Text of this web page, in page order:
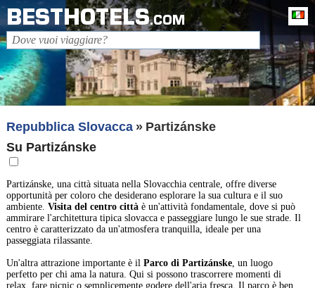
BESTHOTELS.COM
Repubblica Slovacca
Partizánske
Su Partizánske
Partizánske, una città situata nella Slovacchia centrale, offre diverse
opportunità per coloro che desiderano esplorare la sua cultura e il suo
ambiente. Visita del centro cittàè un'attività fondamentale, dove si può
ammirare l'architettura tipica slovacca e passeggiare lungo le sue strade. Il
centro è caratterizzato da un'atmosfera tranquilla, ideale per una
passeggiata rilassante.
Un'altra attrazione importante è il Parco di Partizánske, un luogo
perfetto per chi ama la natura. Qui si possono trascorrere momenti di
relax, fare picnic o semplicemente godere dell'aria fresca. Il parco è ben